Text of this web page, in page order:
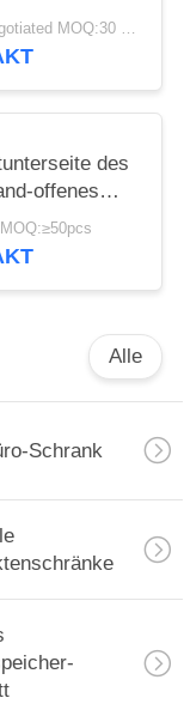
can be negotiated MOQ:30 Stück
des
offenes
weiße Fleck-2
Alle
Schrank